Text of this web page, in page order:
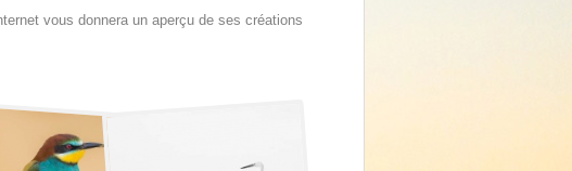
vous donnera un aperçu de ses créations